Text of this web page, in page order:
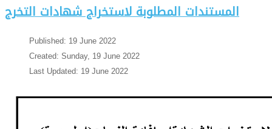
المستندات المطلوبة لاستخراج شهادات التخرج
Published: 19 June 2022
Created: Sunday, 19 June 2022
Last Updated: 19 June 2022